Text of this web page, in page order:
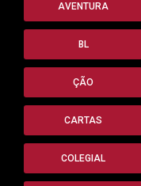
AVENTURA
BL
ÇÃO
CARTAS
COLEGIAL